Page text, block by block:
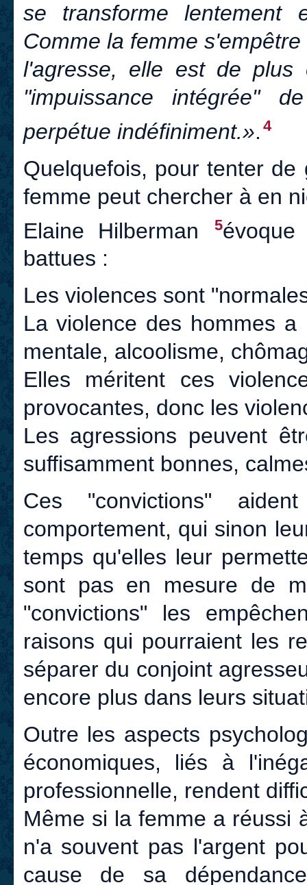
se transforme lentement
Comme la femme
l'agresse, elle est de
"impuissance intégrée"
perpétue indéfiniment.». 4
Quelquefois, pour tenter
femme peut chercher à en
Elaine Hilberman
5
battues :
Les violences sont
La violence des hommes
mentale, alcoolisme,
Elles méritent ces
provocantes, donc les
Les agressions peuvent
suffisamment bonnes,
Ces "convictions"
comportement, qui sinon
temps qu'elles leur
sont pas en mesure de
"convictions" les
raisons qui pourraient les
séparer du conjoint
encore plus dans leurs
Outre les aspects
économiques, liés à
professionnelle, rendent
Même si la femme a réussi
n'a souvent pas l'argent
cause de sa